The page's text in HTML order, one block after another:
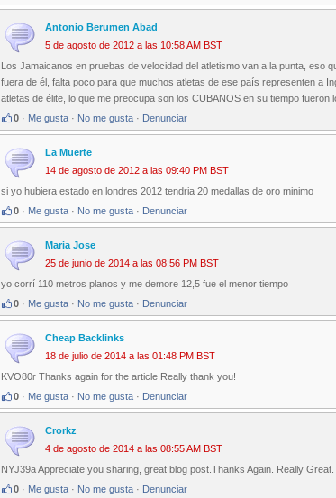
Antonio Berumen Abad
5 de agosto de 2012 a las 10:58 AM BST
Los Jamaicanos en pruebas de velocidad del atletismo van a la punta, eso
fuera de él, falta poco para que muchos atletas de ese país representen a
atletas de élite, lo que me preocupa son los CUBANOS en su tiempo fueron
0 · Me gusta · No me gusta · Denunciar
La Muerte
14 de agosto de 2012 a las 09:40 PM BST
si yo hubiera estado en londres 2012 tendria 20 medallas de oro minimo
0 · Me gusta · No me gusta · Denunciar
Maria Jose
25 de junio de 2014 a las 08:56 PM BST
yo corrí 110 metros planos y me demore 12,5 fue el menor tiempo
0 · Me gusta · No me gusta · Denunciar
Cheap Backlinks
18 de julio de 2014 a las 01:48 PM BST
KVO80r Thanks again for the article.Really thank you!
0 · Me gusta · No me gusta · Denunciar
Crorkz
4 de agosto de 2014 a las 08:55 AM BST
NYJ39a Appreciate you sharing, great blog post.Thanks Again. Really Great.
0 · Me gusta · No me gusta · Denunciar